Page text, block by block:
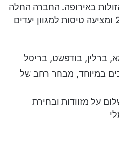
באירופה. החברה החלה
לטוס לישראל בשנת 2017 ומציעה טיסות למגוון יעדים
ברלין, בודפשט, בריסל
במיוחד, מבחר רחב של
על מזוודות ובחירת